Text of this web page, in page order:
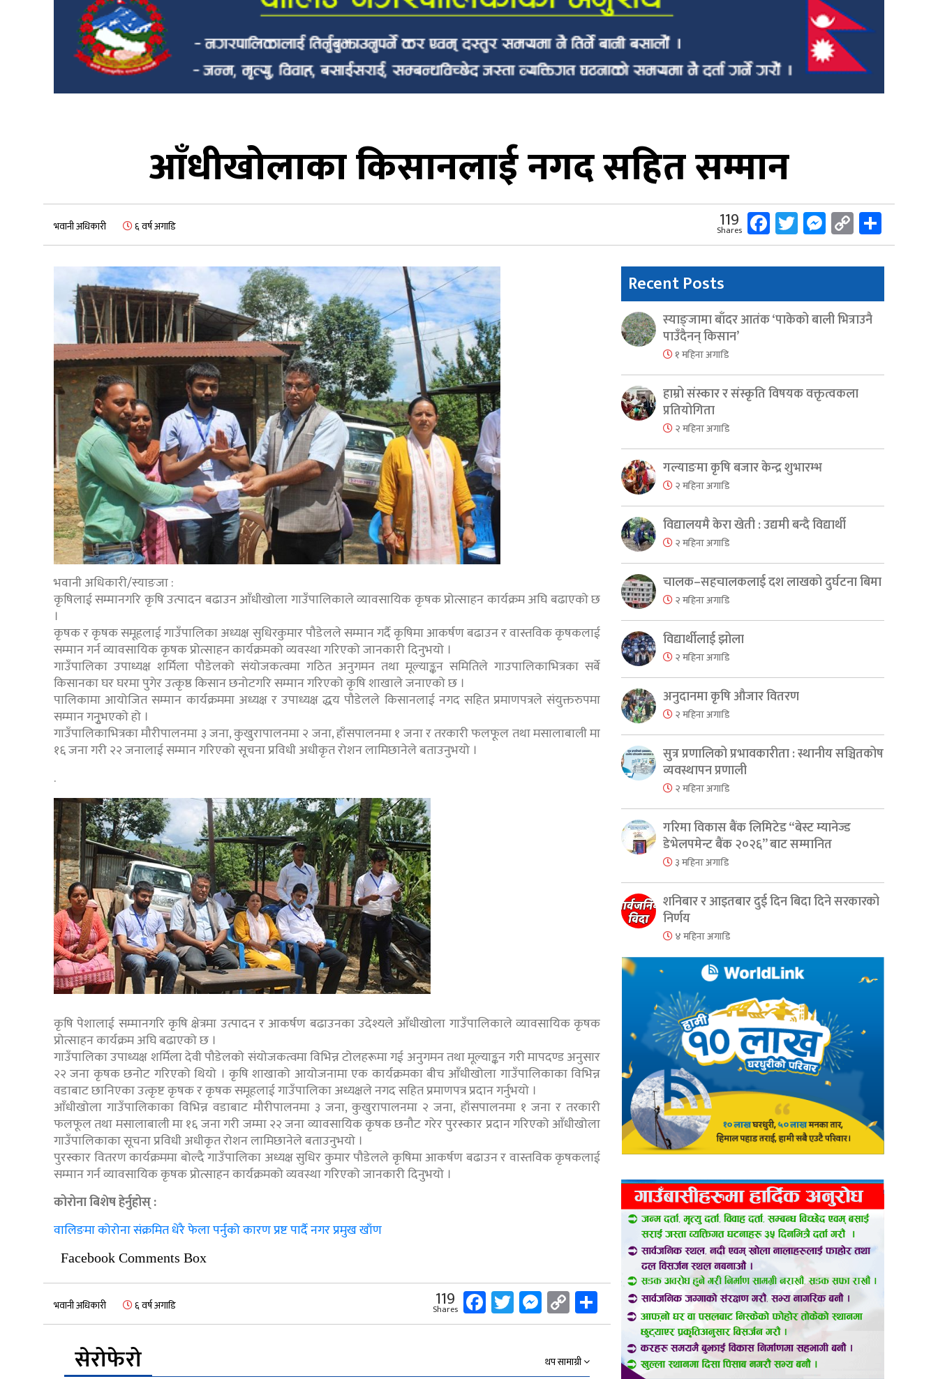
आँधीखोलाका किसानलाई नगद सहित सम्मान
भवानी अधिकारी ६ वर्ष अगाडि 119
Shares Facebook
Twitter
Messenger
Copy
Link
भवानी अधिकारी/स्याङजा :
कृषिलाई सम्मानगरि कृषि उत्पादन बढाउन आँधीखोला गाउँपालिकाले व्यावसायिक कृषक प्रोत्साहन कार्यक्रम अघि बढाएको छ
।
कृषक र कृषक समूहलाई गाउँपालिका अध्यक्ष सुधिरकुमार पौडेलले सम्मान गर्दै कृषिमा आकर्षण बढाउन र वास्तविक कृषकलाई
सम्मान गर्न व्यावसायिक कृषक प्रोत्साहन कार्यक्रमको व्यवस्था गरिएको जानकारी दिनुभयो ।
गाउँपालिका उपाध्यक्ष शर्मिला पौडेलको संयोजकत्वमा गठित अनुगमन तथा मूल्याङ्कन समितिले गाउपालिकाभित्रका सर्बे
किसानका घर घरमा पुगेर उत्कृष्ठ किसान छनोटगरि सम्मान गरिएको कृषि शाखाले जनाएको छ ।
पालिकामा आयोजित सम्मान कार्यक्रममा अध्यक्ष र उपाध्यक्ष द्धय पौडेलले किसानलाई नगद सहित प्रमाणपत्रले संयुक्तरुपमा
सम्मान गनुृभएको हो ।
गाउँपालिकाभित्रका मौरीपालनमा ३ जना, कुखुरापालनमा २ जना, हाँसपालनमा १ जना र तरकारी फलफूल तथा मसालाबाली मा
१६ जना गरी २२ जनालाई सम्मान गरिएको सूचना प्रविधी अधीकृत रोशन लामिछानेले बताउनुभयो ।
.
कृषि पेशालाई सम्मानगरि कृषि क्षेत्रमा उत्पादन र आकर्षण बढाउनका उदेश्यले आँधीखोला गाउँपालिकाले व्यावसायिक कृषक
प्रोत्साहन कार्यक्रम अघि बढाएको छ ।
गाउँपालिका उपाध्यक्ष शर्मिला देवी पौडेलको संयोजकत्वमा विभिन्न टोलहरूमा गई अनुगमन तथा मूल्याङ्कन गरी मापदण्ड अनुसार
२२ जना कृषक छनोट गरिएको थियो । कृषि शाखाको आयोजनामा एक कार्यक्रमका बीच आँधीखोला गाउँपालिकाका विभिन्न
वडाबाट छानिएका उत्कृष्ट कृषक र कृषक समूहलाई गाउँपालिका अध्यक्षले नगद सहित प्रमाणपत्र प्रदान गर्नुभयो ।
आँधीखोला गाउँपालिकाका विभिन्न वडाबाट मौरीपालनमा ३ जना, कुखुरापालनमा २ जना, हाँसपालनमा १ जना र तरकारी
फलफूल तथा मसालाबाली मा १६ जना गरी जम्मा २२ जना व्यावसायिक कृषक छनौट गरेर पुरस्कार प्रदान गरिएको आँधीखोला
गाउँपालिकाका सूचना प्रविधी अधीकृत रोशन लामिछानेले बताउनुभयो ।
पुरस्कार वितरण कार्यक्रममा बोल्दै गाउँपालिका अध्यक्ष सुधिर कुमार पौडेलले कृषिमा आकर्षण बढाउन र वास्तविक कृषकलाई
सम्मान गर्न व्यावसायिक कृषक प्रोत्साहन कार्यक्रमको व्यवस्था गरिएको जानकारी दिनुभयो ।
कोरोना बिशेष हेर्नुहोस् :
वालिङमा कोरोना संक्रमित धेरै फेला पर्नुको कारण प्रष्ट पार्दै नगर प्रमुख खाँण
Facebook Comments Box
भवानी अधिकारी ६ वर्ष अगाडि 119
Shares Facebook
Twitter
Messenger
Copy
Link
Share
सेरोफेरो
थप सामाग्री
Recent Posts
स्याङ्जामा बाँदर आतंक ‘पाकेको बाली भित्राउनै
पाउँदैनन् किसान’
१ महिना अगाडि
हाम्रो संस्कार र संस्कृति विषयक वक्तृत्वकला
प्रतियोगिता
२ महिना अगाडि
गल्याङमा कृषि बजार केन्द्र शुभारम्भ
२ महिना अगाडि
विद्यालयमै केरा खेती : उद्यमी बन्दै विद्यार्थी
२ महिना अगाडि
चालक–सहचालकलाई दश लाखको दुर्घटना बिमा
२ महिना अगाडि
विद्यार्थीलाई झोला
२ महिना अगाडि
अनुदानमा कृषि औजार वितरण
२ महिना अगाडि
सुत्र प्रणालिको प्रभावकारीता : स्थानीय सञ्चितकोष
व्यवस्थापन प्रणाली
२ महिना अगाडि
गरिमा विकास बैंक लिमिटेड “बेस्ट म्यानेज्ड
डेभेलपमेन्ट बैंक २०२६” बाट सम्मानित
३ महिना अगाडि
शनिबार र आइतबार दुई दिन बिदा दिने सरकारको
निर्णय
४ महिना अगाडि